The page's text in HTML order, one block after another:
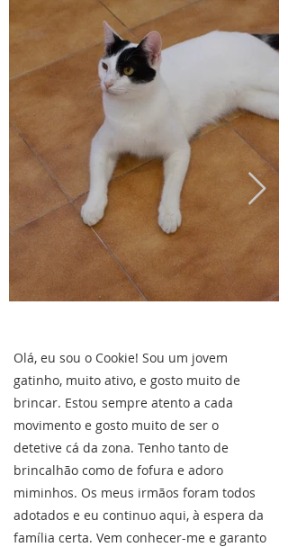
Olá, eu sou o Cookie! Sou um jovem
gatinho, muito ativo, e gosto muito de
brincar. Estou sempre atento a cada
movimento e gosto muito de ser o
detetive cá da zona. Tenho tanto de
brincalhão como de fofura e adoro
miminhos. Os meus irmãos foram todos
adotados e eu continuo aqui, à espera da
família certa. Vem conhecer-me e garanto